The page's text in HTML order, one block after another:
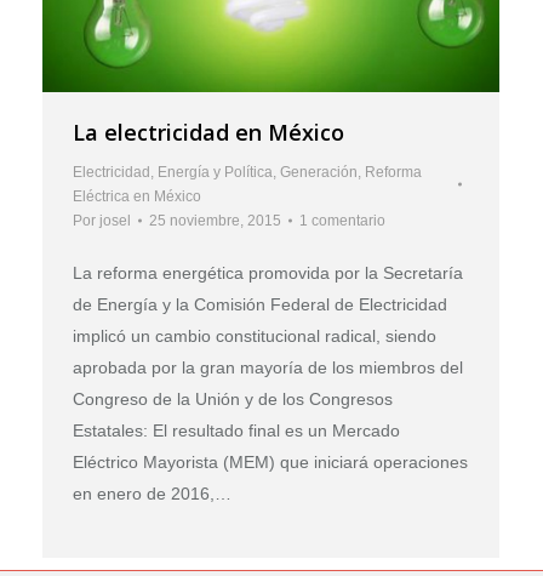
La electricidad en México
Electricidad , Energía y Política, Generación, Reforma
Eléctrica en México
Por josel 25 noviembre, 2015 1 comentario
La reforma energética promovida por la Secretaría
de Energía y la Comisión Federal de Electricidad
implicó un cambio constitucional radical, siendo
aprobada por la gran mayoría de los miembros del
Congreso de la Unión y de los Congresos
Estatales: El resultado final es un Mercado
Eléctrico Mayorista (MEM) que iniciará operaciones
en enero de 2016,…